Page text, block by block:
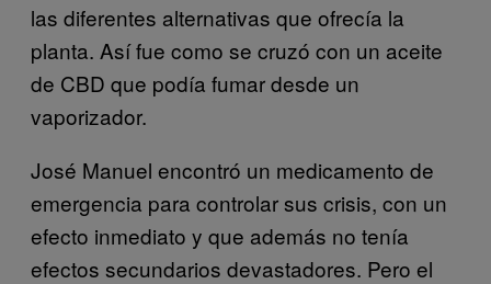
las diferentes alternativas que ofrecía la
planta. Así fue como se cruzó con un aceite
de CBD que podía fumar desde un
vaporizador.
José Manuel encontró un medicamento de
emergencia para controlar sus crisis, con un
efecto inmediato y que además no tenía
efectos secundarios devastadores. Pero el